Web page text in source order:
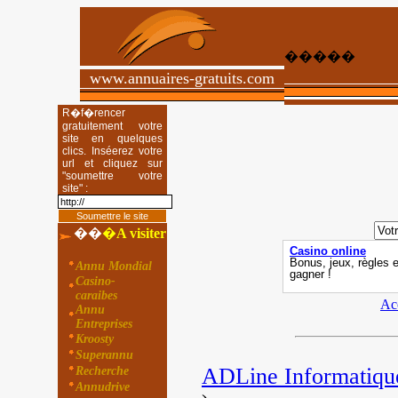
www.annuaires-gratuits.com
�����
R�f�rencer
gratuitement votre
site en quelques
clics. Inséerez votre
url et cliquez sur
"soumettre votre
site" :
���A visiter
Annu Mondial
Casino-
caraibes
Annu
Entreprises
Kroosty
Superannu
Recherche
Annudrive
ADLine